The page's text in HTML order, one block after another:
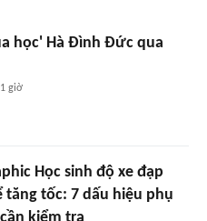
học' Hà Đình Đức qua
1 giờ
Học sinh độ xe đạp
tăng tốc: 7 dấu hiệu phụ